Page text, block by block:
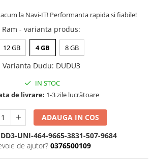
la Navi-IT! Performanta rapida si fiabile!
Ram - varianta produs:
12 GB 4 GB 8 GB
Varianta Dudu: DUDU3
IN STOC
de livrare: 1-3 zile lucrătoare
ADAUGA IN COS
DD3-UNI-464-9665-3831-507-9684
de ajutor? 0376500109